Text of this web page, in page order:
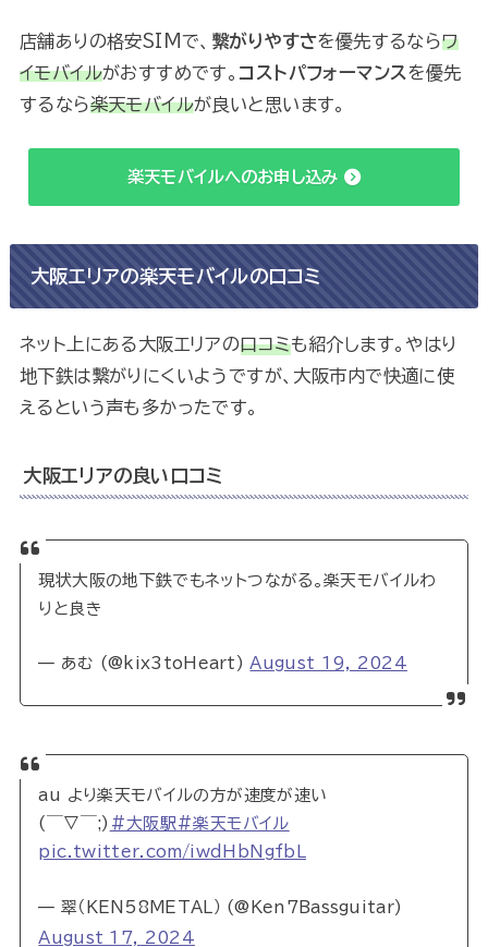
店舗ありの格安SIMで、 繋がりやすさを優先するならワ
イモバイルがおすすめです。 コストパフォーマンスを優先
するなら楽天モバイルが良いと思います。
楽天モバイルへのお申し込み
大阪エリアの楽天モバイルの口コミ
ネット上にある大阪エリアの口コミも紹介します。やはり
地下鉄は繋がりにくいようですが、大阪市内で快適に使
えるという声も多かったです。
大阪エリアの良い口コミ
現状大阪の地下鉄でもネットつながる。楽天モバイルわ
りと良き
— あむ (@kix3toHeart)August 19, 2024
au より楽天モバイルの方が速度が速い
(￣▽￣;) #大阪駅 #楽天モバイル
pic.twitter.com/iwdHbNgfbL
— 翠（KEN58METAL） (@Ken7Bassguitar)
August 17, 2024